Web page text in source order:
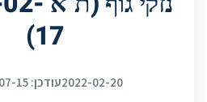
17)
2022-02-20עודכן: 2026-07-15